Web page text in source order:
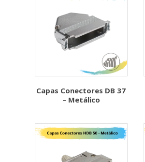
Capas Conectores DB 37
– Metálico